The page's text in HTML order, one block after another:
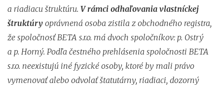
a riadiacu štruktúru. V rámci odhaľovania vlastníckej
štruktúry oprávnená osoba zistila z obchodného registra,
že spoločnosť BETA s.r.o. má dvoch spoločníkov: p. Ostrý
a p. Horný. Podľa čestného prehlásenia spoločnosti BETA
s.r.o. neexistujú iné fyzické osoby, ktoré by mali právo
vymenovať alebo odvolať štatutárny, riadiaci, dozorný